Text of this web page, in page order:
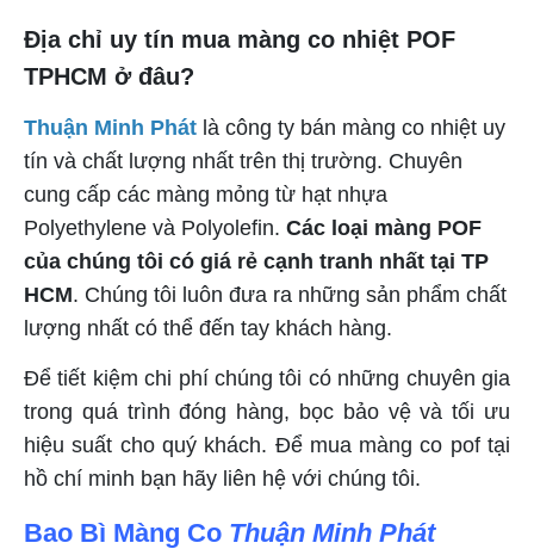
Địa chỉ uy tín mua màng co nhiệt POF
TPHCM ở đâu?
Thuận Minh Phát là công ty bán màng co nhiệt uy
tín và chất lượng nhất trên thị trường. Chuyên
cung cấp các màng mỏng từ hạt nhựa
Polyethylene và Polyolefin. Các loại màng POF
của chúng tôi có giá rẻ cạnh tranh nhất tại TP
HCM. Chúng tôi luôn đưa ra những sản phẩm chất
lượng nhất có thể đến tay khách hàng.
Để tiết kiệm chi phí chúng tôi có những chuyên gia
trong quá trình đóng hàng, bọc bảo vệ và tối ưu
hiệu suất cho quý khách. Để mua màng co pof tại
hồ chí minh bạn hãy liên hệ với chúng tôi.
Bao Bì Màng Co Thuận Minh Phát